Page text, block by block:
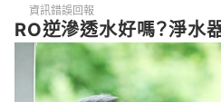
資訊錯誤回報
RO逆滲透水好嗎？淨水